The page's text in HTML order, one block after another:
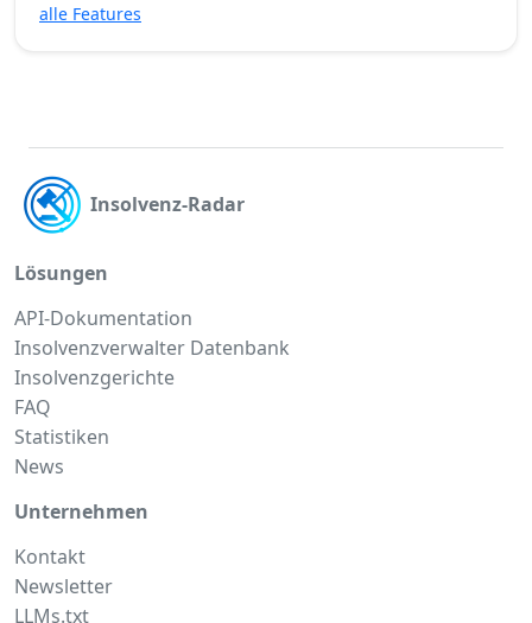
alle Features
Insolvenz-Radar
Lösungen
API-Dokumentation
Insolvenzverwalter Datenbank
Insolvenzgerichte
FAQ
Statistiken
News
Unternehmen
Kontakt
Newsletter
LLMs.txt